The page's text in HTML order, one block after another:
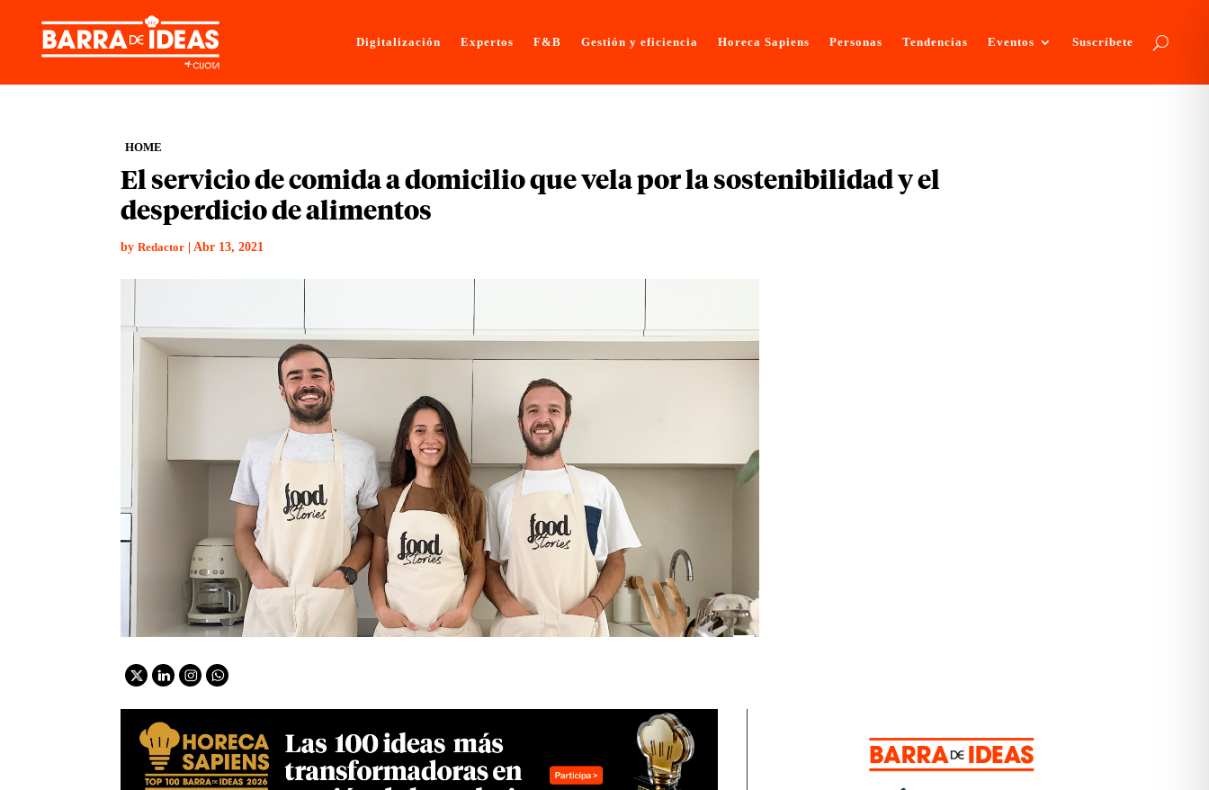
Digitalización Expertos F&B Gestión y eficiencia Horeca Sapiens Personas Tendencias Eventos Suscríbete
HOME
El servicio de comida a domicilio que vela por la sostenibilidad y el
desperdicio de alimentos
byRedactor | Abr 13, 2021